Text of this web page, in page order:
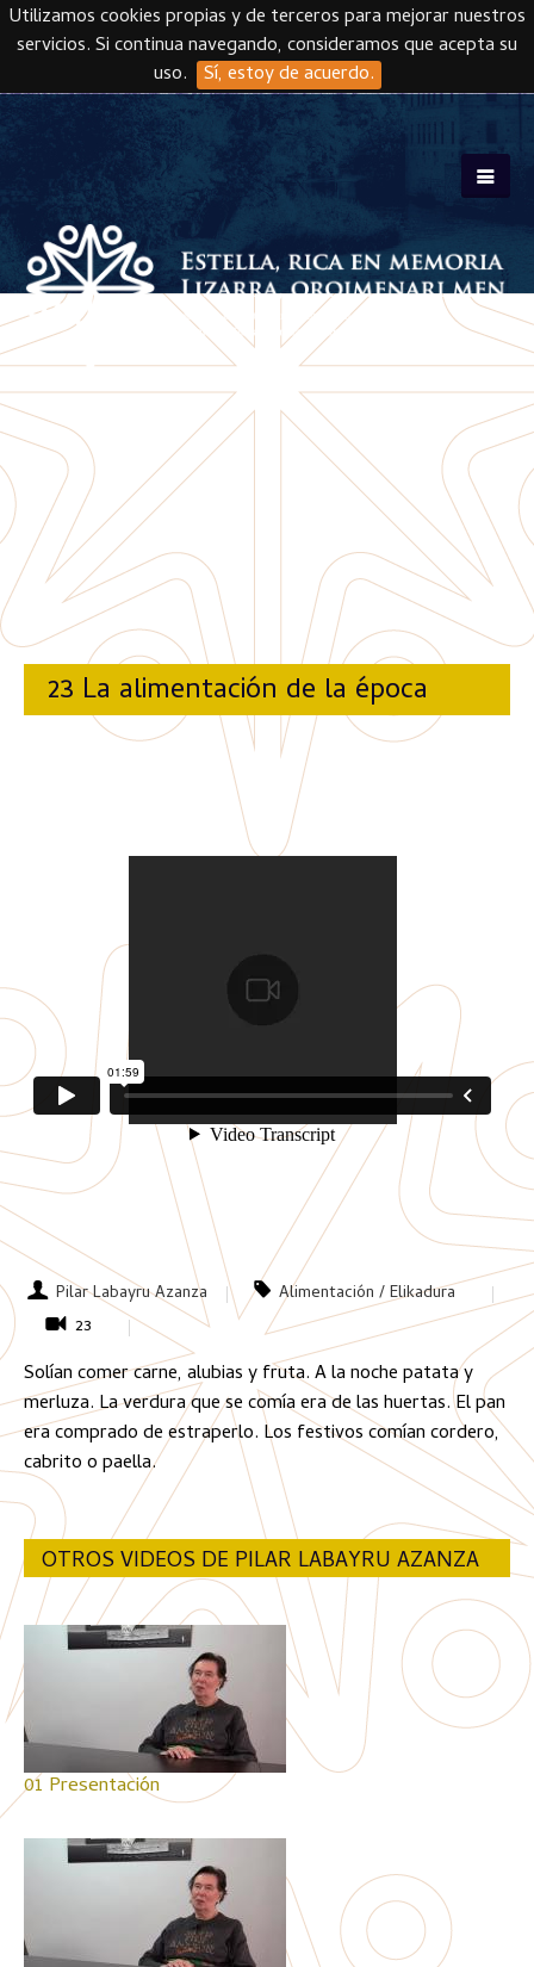
Utilizamos cookies propias y de terceros para mejorar nuestros
servicios. Si continua navegando, consideramos que acepta su
uso. Sí, estoy de acuerdo.
Skip to main content
23 La alimentación de la época
Pilar Labayru Azanza
Alimentación / Elikadura
23
Solían comer carne, alubias y fruta. A la noche patata y
merluza. La verdura que se comía era de las huertas. El pan
era comprado de estraperlo. Los festivos comían cordero,
cabrito o paella.
OTROS VIDEOS DE PILAR LABAYRU AZANZA
01 Presentación